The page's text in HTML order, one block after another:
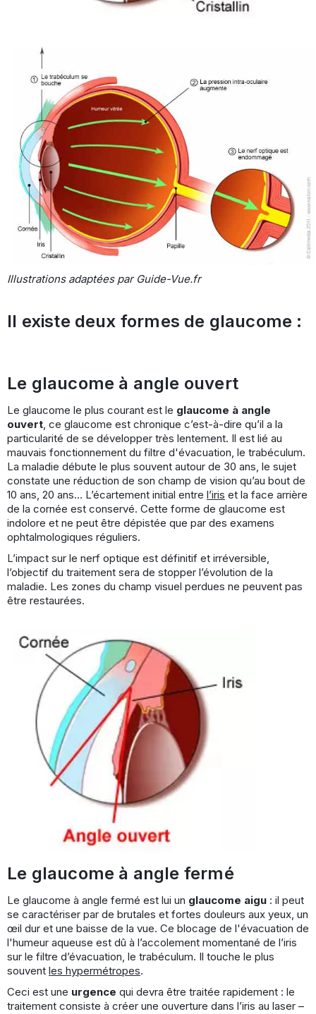
Illustrations adaptées par Guide-Vue.fr
Il existe deux formes de glaucome :
Le glaucome à angle ouvert
Le glaucome le plus courant est le glaucome à angle
ouvert , ce glaucome est chronique c’est-à-dire qu’il a la
particularité de se développer très lentement. Il est lié au
mauvais fonctionnement du filtre d'évacuation, le trabéculum.
La maladie débute le plus souvent autour de 30 ans, le sujet
constate une réduction de son champ de vision qu’au bout de
10 ans, 20 ans… L’écartement initial entre l’iris et la face arrière
de la cornée est conservé. Cette forme de glaucome est
indolore et ne peut être dépistée que par des examens
ophtalmologiques réguliers.
L’impact sur le nerf optique est définitif et irréversible,
l’objectif du traitement sera de stopper l’évolution de la
maladie. Les zones du champ visuel perdues ne peuvent pas
être restaurées.
Le glaucome à angle fermé
Le glaucome à angle fermé est lui un glaucome aigu : il peut
se caractériser par de brutales et fortes douleurs aux yeux, un
œil dur et une baisse de la vue. Ce blocage de l'évacuation de
l'humeur aqueuse est dû à l’accolement momentané de l’iris
sur le filtre d’évacuation, le trabéculum. Il touche le plus
souvent les hypermétropes.
Ceci est une urgence qui devra être traitée rapidement : le
traitement consiste à créer une ouverture dans l’iris au laser –